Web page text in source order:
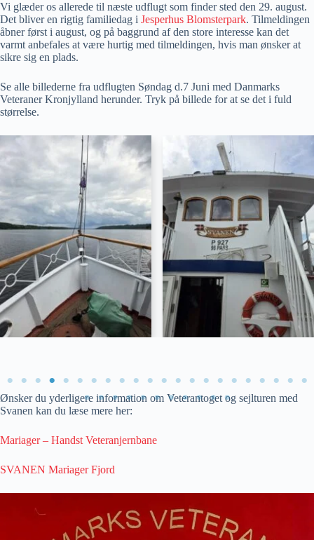
Vi glæder os allerede til næste udflugt som finder sted den 29. august.
Det bliver en rigtig familiedag i Jesperhus Blomsterpark. Tilmeldingen
åbner først i august, og på baggrund af den store interesse kan det
varmt anbefales at være hurtig med tilmeldingen, hvis man ønsker at
sikre sig en plads.
Se alle billederne fra udflugten Søndag d.7 Juni med Danmarks
Veteraner Kronjylland herunder. Tryk på billede for at se det i fuld
størrelse.
Foto ⓒ DV-Kronjylland
Svanen som ventede på os fra
Hobro havn. Foto ⓒ DV-
Kronjylland
Ønsker du yderligere information om Veterantoget og sejlturen med
Svanen kan du læse mere her:
Mariager – Handst Veteranjernbane
SVANEN Mariager Fjord